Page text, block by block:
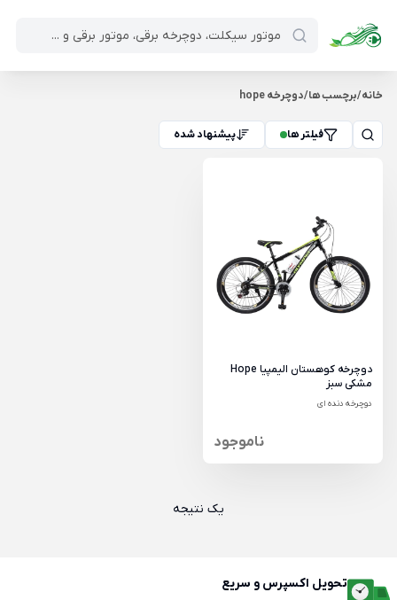
خانه/برچسب ها/دوچرخه hope
فیلتر ها پیشنهاد شده
دوچرخه کوهستان الیمپیا Hope
مشکی سبز
دوچرخه دنده ای
ناموجود
یک نتیجه
تحویل اکسپرس و سریع